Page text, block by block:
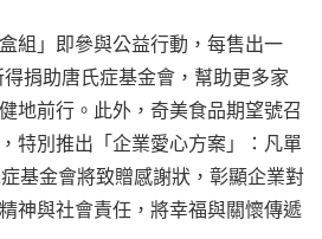
組」即參與公益行動，每售出一
捐助唐氏症基金會，幫助更多家
地前行。此外，奇美食品期望號召
特別推出「企業愛心方案」：凡單
基金會將致贈感謝狀，彰顯企業對
神與社會責任，將幸福與關懷傳遞